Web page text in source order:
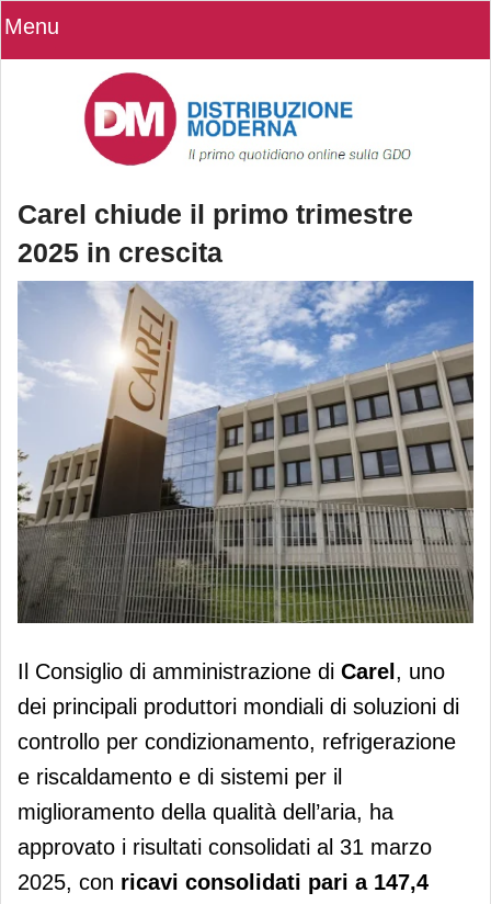
Menu
Carel chiude il primo trimestre
2025 in crescita
Carel chiude il primo trimestre 2025 in
crescita
Il Consiglio di amministrazione di Carel , uno
dei principali produttori mondiali di soluzioni di
controllo per condizionamento, refrigerazione
e riscaldamento e di sistemi per il
miglioramento della qualità dell’aria, ha
approvato i risultati consolidati al 31 marzo
2025, con ricavi consolidati pari a 147,4